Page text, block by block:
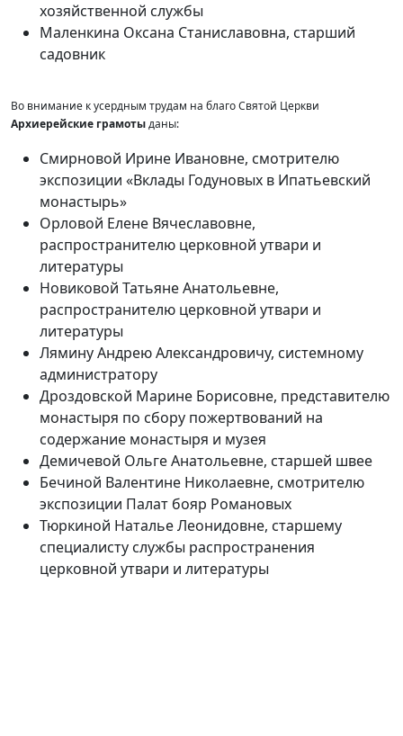
хозяйственной службы
Маленкина Оксана Станиславовна, старший
садовник
Во внимание к усердным трудам на благо Святой Церкви
Архиерейские грамотыданы:
Смирновой Ирине Ивановне, смотрителю
экспозиции «Вклады Годуновых в Ипатьевский
монастырь»
Орловой Елене Вячеславовне,
распространителю церковной утвари и
литературы
Новиковой Татьяне Анатольевне,
распространителю церковной утвари и
литературы
Лямину Андрею Александровичу, системному
администратору
Дроздовской Марине Борисовне, представителю
монастыря по сбору пожертвований на
содержание монастыря и музея
Демичевой Ольге Анатольевне, старшей швее
Бечиной Валентине Николаевне, смотрителю
экспозиции Палат бояр Романовых
Тюркиной Наталье Леонидовне, старшему
специалисту службы распространения
церковной утвари и литературы